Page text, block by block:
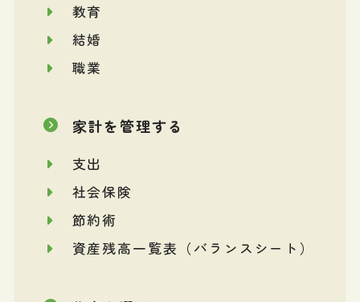
教育
結婚
職業
家計を管理する
支出
社会保険
節約術
資産残高一覧表（バランスシート）